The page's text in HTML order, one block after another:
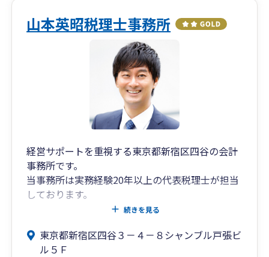
山本英昭税理士事務所
経営サポートを重視する東京都新宿区四谷の会計
事務所です。
当事務所は実務経験20年以上の代表税理士が担当
しております。
経営計画と月次決算で「人を大切にする経営」を
境作りのお手伝いをできればと思っております。
続きを見る
東京都新宿区四谷３－４－８シャンブル戸張ビ
ル５Ｆ